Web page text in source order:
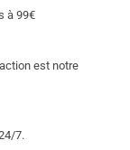
à 99€
est notre
7.